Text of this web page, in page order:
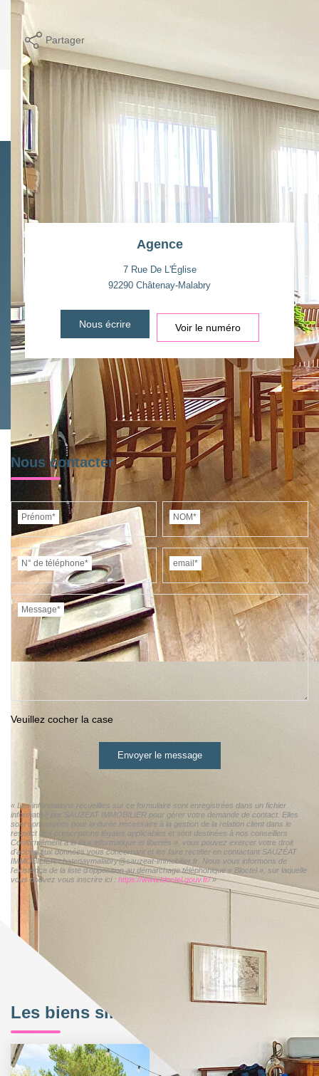
Partager
Ce bien est soumis à un diagnostic ERP (État
des Risques et Pollutions). Pour en savoir plus,
https://www.georisques.gouv.fr/
Agence
7 Rue De L'Église
92290 Châtenay-Malabry
Nous écrire Voir le numéro
Nous contacter
Prénom* NOM*
N° de téléphone* email*
Message*
Veuillez cocher la case
Envoyer le message
« Les informations recueillies sur ce formulaire sont enregistrées dans un fichier
informatisé par SAUZÉAT IMMOBILIER pour gérer votre demande de contact. Elles
sont conservées pour la durée nécessaire à la gestion de la relation client dans le
respect des prescriptions légales applicables et sont destinées à nos conseillers
Conformément à la loi « informatique et libertés », vous pouvez exercer votre droit
d'accès aux données vous concernant et les faire rectifier en contactant SAUZÉAT
IMMOBILIER chatenaymalabry@sauzeat-immobilier.fr. Nous vous informons de
l'existence de la liste d'opposition au démarchage téléphonique « Bloctel », sur laquelle
vous pouvez vous inscrire ici : https://www.bloctel.gouv.fr/»
Les biens similaires